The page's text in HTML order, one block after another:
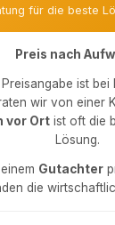
für die beste
Preis nach
ist
wir von einer
vor Ort ist oft die
Lösung.
Gutachter
die